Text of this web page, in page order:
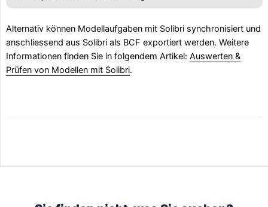
Alternativ können Modellaufgaben mit Solibri synchronisiert und
anschliessend aus Solibri als BCF exportiert werden. Weitere
Informationen finden Sie in folgendem Artikel: Auswerten &
Prüfen von Modellen mit Solibri.